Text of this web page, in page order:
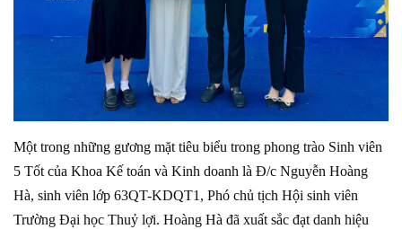
Một trong những gương mặt tiêu biểu trong phong trào Sinh viên
5 Tốt của Khoa Kế toán và Kinh doanh là Đ/c Nguyễn Hoàng
Hà, sinh viên lớp 63QT-KDQT1, Phó chủ tịch Hội sinh viên
Trường Đại học Thuỷ lợi. Hoàng Hà đã xuất sắc đạt danh hiệu